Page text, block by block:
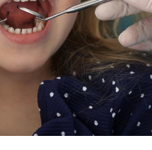
Pourquoi manger
de protéines
finalement être